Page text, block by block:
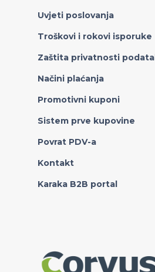
Uvjeti poslovanja
Troškovi i rokovi isporuke
Zaštita privatnosti
Načini plaćanja
Promotivni kuponi
Sistem prve kupovine
Povrat PDV-a
Kontakt
Karaka B2B portal